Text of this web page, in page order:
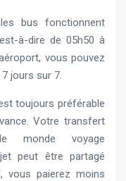
bus fonctionnent
à-dire de 05h50 à
vous pouvez
jours sur 7.
toujours préférable
Votre transfert
monde voyage
peut être partagé
vous paierez moins